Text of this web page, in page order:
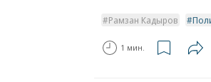
Рамзан Кадыров
1 мин.